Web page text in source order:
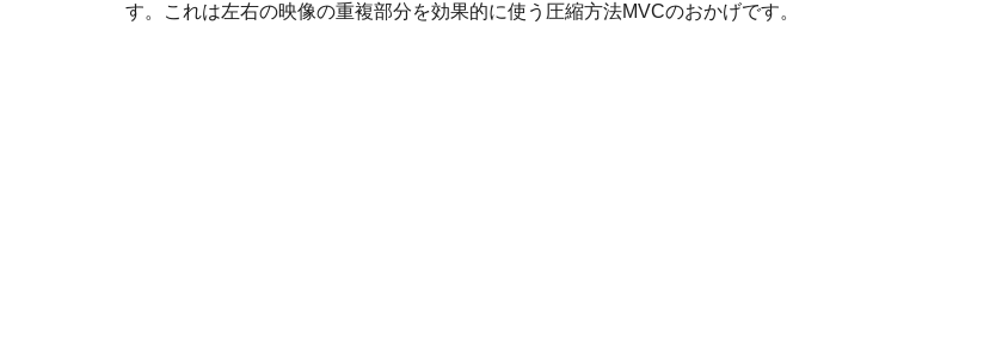
す。これは左右の映像の重複部分を効果的に使う圧縮方法MVCのおかげです。